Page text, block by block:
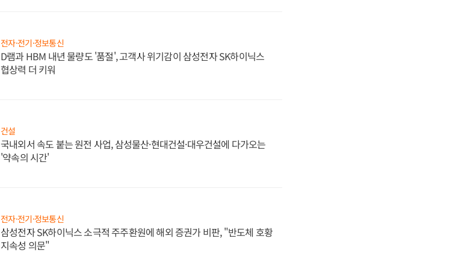
전자·전기·정보통신
D램과 HBM 내년 물량도 '품절', 고객사 위기감이 삼성전자 SK하이닉스
협상력 더 키워
건설
국내외서 속도 붙는 원전 사업, 삼성물산·현대건설·대우건설에 다가오는
'약속의 시간'
전자·전기·정보통신
삼성전자 SK하이닉스 소극적 주주환원에 해외 증권가 비판, "반도체 호황
지속성 의문"